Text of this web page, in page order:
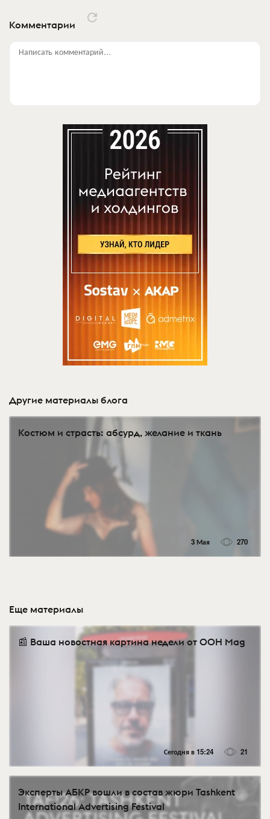
Комментарии
Написать комментарий...
Другие материалы блога
Костюм и страсть: абсурд, желание и ткань
3 Мая 270
Еще материалы
📰 Ваша новостная картина недели от OOH Mag
Сегодня в 15:24 21
Эксперты АБКР вошли в состав жюри Tashkent
International Advertising Festival